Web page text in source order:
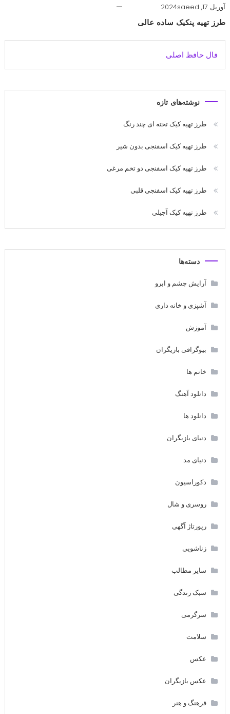
آوریل 17, 2024 saeed
طرز تهیه پنکیک ساده عالی
فال حافظ اصلی
نوشته‌های تازه
طرز تهیه کیک تخته ای چند رنگ
طرز تهیه کیک اسفنجی بدون شیر
طرز تهیه کیک اسفنجی دو تخم مرغی
طرز تهیه کیک اسفنجی قلبی
طرز تهیه کیک آجیلی
دسته‌ها
آرایش چشم و ابرو
آشپزی و خانه داری
آموزش
بیوگرافی بازیگران
خانم ها
دانلود آهنگ
دانلود ها
دنیای بازیگران
دنیای مد
دکوراسیون
روسری و شال
رپورتاژ آگهی
زناشویی
سایر مطالب
سبک زندگی
سرگرمی
سلامت
عکس
عکس بازیگران
فرهنگ و هنر